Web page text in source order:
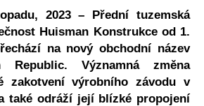
2023 – Přední tuzemská
Huisman Konstrukce od 1.
na nový obchodní název
Republic. Významná změna
zakotvení výrobního závodu v
také odráží její blízké propojení